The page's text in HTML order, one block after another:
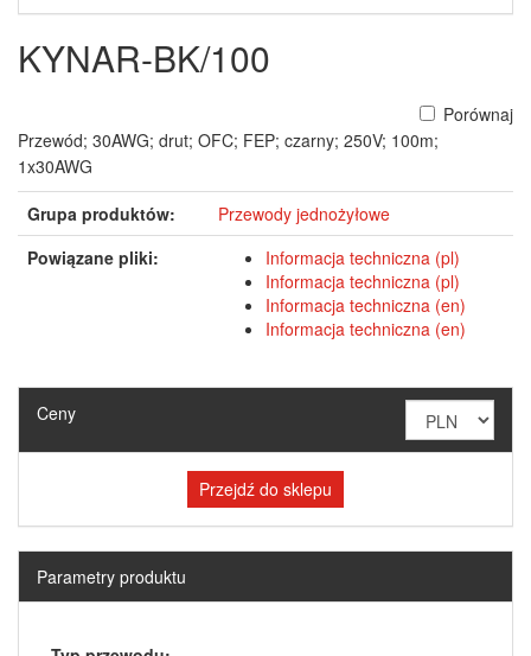
KYNAR-BK/100
Porównaj
Przewód; 30AWG; drut; OFC; FEP; czarny; 250V; 100m;
1x30AWG
Grupa produktów:
Przewody jednożyłowe
Powiązane pliki:
Informacja techniczna (pl)
Informacja techniczna (pl)
Informacja techniczna (en)
Informacja techniczna (en)
Ceny
Przejdź do sklepu
Parametry produktu